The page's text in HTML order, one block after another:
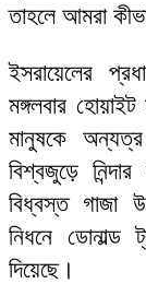
তাহলে আমরা
ইসরায়েলের
মঙ্গলবার
মানুষকে
বিশ্বজুড়ে
বিধ্বস্ত গাজা
নিধনে
দিয়েছে।